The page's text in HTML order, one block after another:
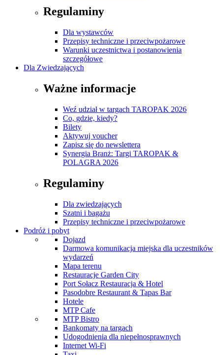
Regulaminy
Dla wystawców
Przepisy techniczne i przeciwpożarowe
Warunki uczestnictwa i postanowienia
szczegółowe
Dla Zwiedzających
Ważne informacje
Weź udział w targach TAROPAK 2026
Co, gdzie, kiedy?
Bilety
Aktywuj voucher
Zapisz się do newslettera
Synergia Branż: Targi TAROPAK &
POLAGRA 2026
Regulaminy
Dla zwiedzających
Szatni i bagażu
Przepisy techniczne i przeciwpożarowe
Podróż i pobyt
Dojazd
Darmowa komunikacja miejska dla uczestników
wydarzeń
Mapa terenu
Restauracje Garden City
Port Sołacz Restauracja & Hotel
Pasodobre Restaurant & Tapas Bar
Hotele
MTP Cafe
MTP Bistro
Bankomaty na targach
Udogodnienia dla niepełnosprawnych
Internet Wi-Fi